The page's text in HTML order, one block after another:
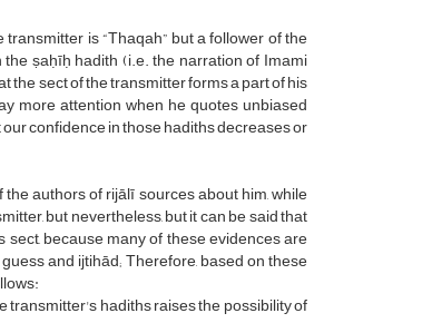
is “Thaqah” but a follower of the
ṣaḥīḥ hadith (i.e. the narration of Imami
the sect of the transmitter forms a part of his
more attention when he quotes unbiased
confidence in those hadiths decreases or
authors of rijālī sources about him, while
but nevertheless, but it can be said that
because many of these evidences are
and ijtihād; Therefore, based on these
transmitter's hadiths raises the possibility of